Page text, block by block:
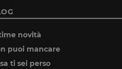
novità
puoi mancare
ti sei perso